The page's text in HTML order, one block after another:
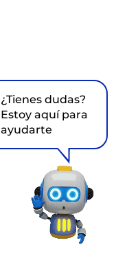
¿Tienes dudas?
Estoy aquí para
ayudarte